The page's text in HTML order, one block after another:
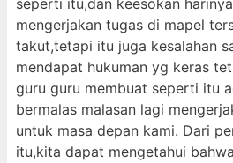
seperti itu,dan keesokan
mengerjakan tugas di mapel
takut,tetapi itu juga kesalahan
mendapat hukuman yg keras
guru guru membuat seperti itu
bermalas malasan lagi
untuk masa depan kami. Dari
itu,kita dapat mengetahui